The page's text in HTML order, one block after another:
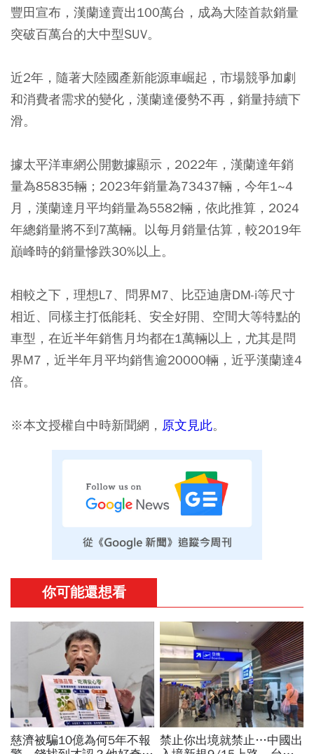
豐田宣布，漢蘭達賣出100萬台，成為大陸首款銷量
突破百萬台的大中型SUV。
近2年，隨著大陸國產新能源車崛起，市場競爭加劇
和消費者需求的變化，漢蘭達優勢不再，銷量持續下
滑。
據太平洋車網公開數據顯示，2022年，漢蘭達年銷
量為85835輛；2023年銷量為73437輛，今年1~4
月，漢蘭達月平均銷量為5582輛，依此推算，2024
年總銷量將不到7萬輛。以每月銷量估算，較2019年
巔峰時的銷量慘跌30%以上。
相較之下，理想L7、問界M7、比亞迪唐DM-i等尺寸
相近、同樣主打低能耗、安全好開、空間大等特點的
車型，在近半年銷售月均都在1萬輛以上，尤其是問
界M7，近半年月平均銷售逾20000輛，近乎漢蘭達4
倍。
※本文授權自中時新聞網， 原文見此。